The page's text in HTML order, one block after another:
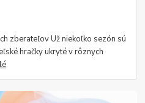
zberateľov Už niekoľko sezón sú
hračky ukryté v rôznych